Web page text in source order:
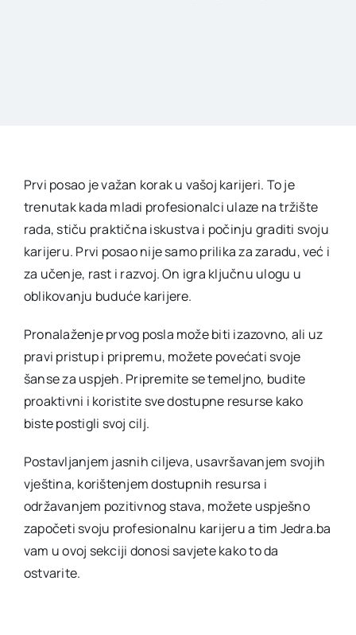
Prvi posao je važan korak u vašoj karijeri. To je
trenutak kada mladi profesionalci ulaze na tržište
rada, stiču praktična iskustva i počinju graditi svoju
karijeru. Prvi posao nije samo prilika za zaradu, već i
za učenje, rast i razvoj. On igra ključnu ulogu u
oblikovanju buduće karijere.
Pronalaženje prvog posla može biti izazovno, ali uz
pravi pristup i pripremu, možete povećati svoje
šanse za uspjeh. Pripremite se temeljno, budite
proaktivni i koristite sve dostupne resurse kako
biste postigli svoj cilj.
Postavljanjem jasnih ciljeva, usavršavanjem svojih
vještina, korištenjem dostupnih resursa i
održavanjem pozitivnog stava, možete uspješno
započeti svoju profesionalnu karijeru a tim Jedra.ba
vam u ovoj sekciji donosi savjete kako to da
ostvarite.